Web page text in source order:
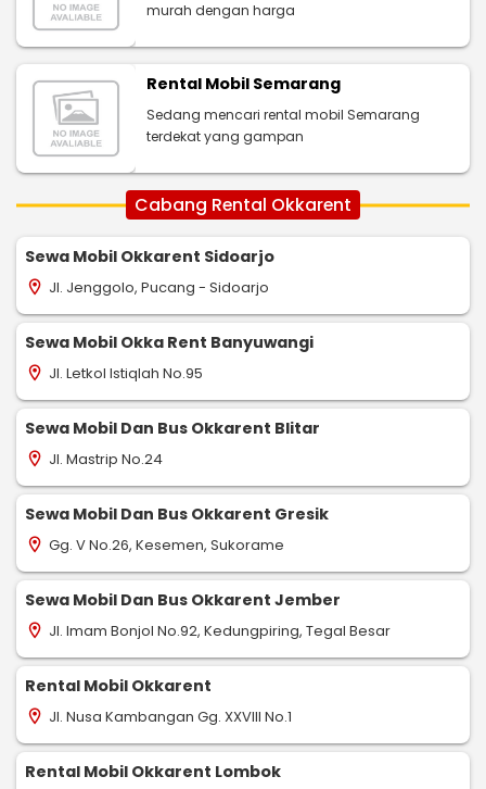
murah dengan harga
Rental Mobil Semarang
Sedang mencari rental mobil Semarang
terdekat yang gampan
Cabang Rental Okkarent
Sewa Mobil Okkarent Sidoarjo
location_on Jl. Jenggolo, Pucang - Sidoarjo
Sewa Mobil Okka Rent Banyuwangi
location_on Jl. Letkol Istiqlah No.95
Sewa Mobil Dan Bus Okkarent Blitar
location_on Jl. Mastrip No.24
Sewa Mobil Dan Bus Okkarent Gresik
location_on Gg. V No.26, Kesemen, Sukorame
Sewa Mobil Dan Bus Okkarent Jember
location_on Jl. Imam Bonjol No.92, Kedungpiring, Tegal Besar
Rental Mobil Okkarent
location_on Jl. Nusa Kambangan Gg. XXVIII No.1
Rental Mobil Okkarent Lombok